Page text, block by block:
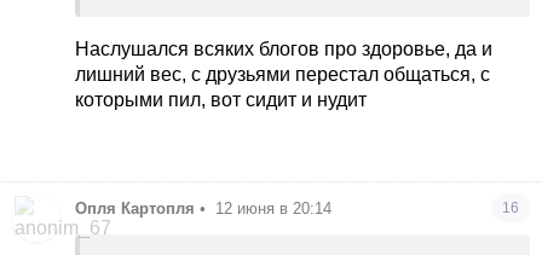
Наслушался всяких блогов про здоровье, да и
лишний вес, с друзьями перестал общаться, с
которыми пил, вот сидит и нудит
Опля Картопля • 12 июня в 20:14 16